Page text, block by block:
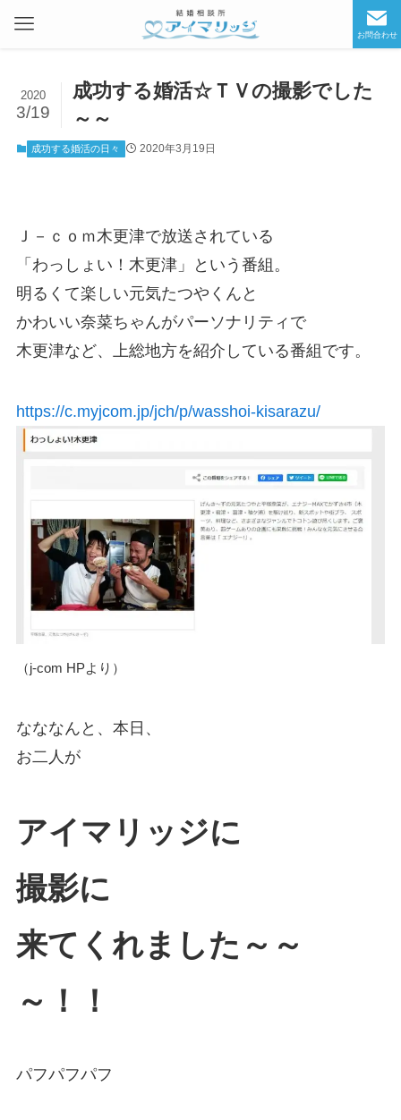
お問合わせ
成功する婚活☆ＴＶの撮影でした
～～
2020
3/19
成功する婚活の日々 2020年3月19日
Ｊ－ｃｏｍ木更津で放送されている
「わっしょい！木更津」という番組。
明るくて楽しい元気たつやくんと
かわいい奈菜ちゃんがパーソナリティで
木更津など、上総地方を紹介している番組です。
https://c.myjcom.jp/jch/p/wasshoi-kisarazu/
（j-com HPより）
なななんと、本日、
お二人が
アイマリッジに
撮影に
来てくれました～～
～！！
パフパフパフ